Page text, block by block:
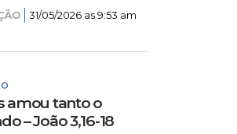
31/05/2026 as 9:53 am
amou tanto o
– João 3,16-18